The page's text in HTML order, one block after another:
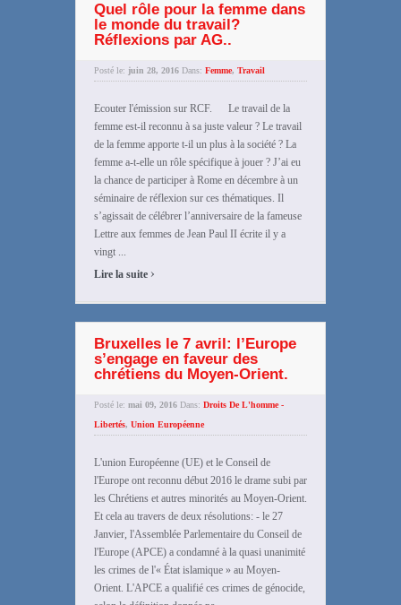
Quel rôle pour la femme dans
le monde du travail?
Réflexions par AG..
Posté le: juin 28, 2016 Dans: Femme, Travail
Ecouter l'émission sur RCF. Le travail de la
femme est-il reconnu à sa juste valeur ? Le travail
de la femme apporte t-il un plus à la société ? La
femme a-t-elle un rôle spécifique à jouer ? J’ai eu
la chance de participer à Rome en décembre à un
séminaire de réflexion sur ces thématiques. Il
s’agissait de célébrer l’anniversaire de la fameuse
Lettre aux femmes de Jean Paul II écrite il y a
vingt ...
Lire la suite ›
Bruxelles le 7 avril: l’Europe
s’engage en faveur des
chrétiens du Moyen-Orient.
Posté le: mai 09, 2016 Dans: Droits De L'homme -
Libertés, Union Européenne
L'union Européenne (UE) et le Conseil de
l'Europe ont reconnu début 2016 le drame subi par
les Chrétiens et autres minorités au Moyen-Orient.
Et cela au travers de deux résolutions: - le 27
Janvier, l'Assemblée Parlementaire du Conseil de
l'Europe (APCE) a condamné à la quasi unanimité
les crimes de l'« État islamique » au Moyen-
Orient. L'APCE a qualifié ces crimes de génocide,